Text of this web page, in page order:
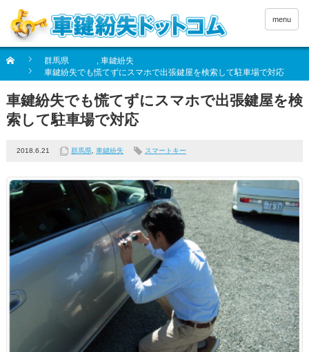
menu
群馬県 , 車鍵紛失
車鍵紛失でも慌てずにスマホで出張鍵屋を検索して駐車場で対応
車鍵紛失でも慌てずにスマホで出張鍵屋を検
索して駐車場で対応
2018.6.21 群馬県, 車鍵紛失 スマートキー